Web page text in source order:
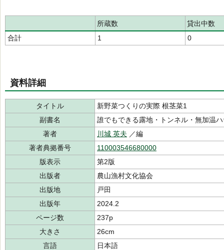
所蔵数
貸出中数
合計
1 0
資料詳細
タイトル
新野菜つくりの実際 根茎菜1
副書名
誰でもできる露地・トンネル・無加温
著者
川城 英夫 ／編
著者典拠番号
110003546680000
版表示
第2版
出版者
農山漁村文化協会
出版地
戸田
出版年
2024.2
ページ数
237p
大きさ
26cm
言語
日本語